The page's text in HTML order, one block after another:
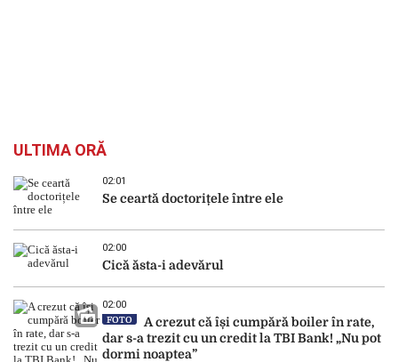
ULTIMA ORĂ
02:01
Se ceartă doctorițele între ele
02:00
Cică ăsta-i adevărul
02:00
FOTO
A crezut că își cumpără boiler în rate,
dar s-a trezit cu un credit la TBI Bank! „Nu pot
dormi noaptea”